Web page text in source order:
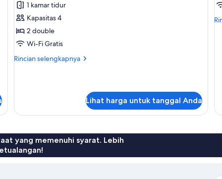
Kamar
Twin
Klasik,
pemandangan
sebagian
1 kamar tidur
Kapasitas 4
2 double
Wi-Fi Gratis
Rincian selengkapnya
Rincian
Klasik,
sebagian
Lihat harga untuk tanggal Anda
yang memenuhi syarat. Lebih